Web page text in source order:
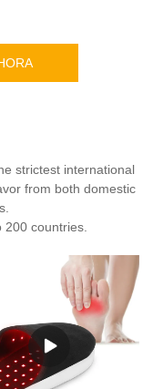
strictest international
from both domestic
200 countries.